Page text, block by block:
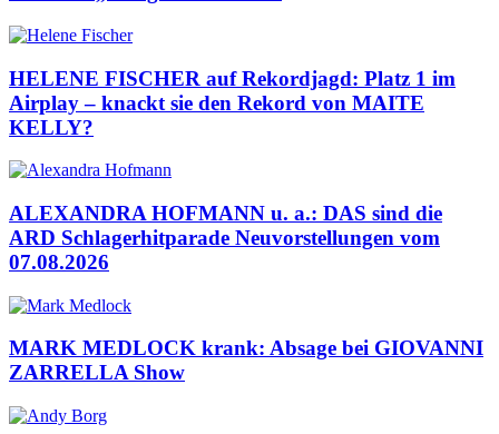
HELENE FISCHER auf Rekordjagd: Platz 1 im
Airplay – knackt sie den Rekord von MAITE
KELLY?
ALEXANDRA HOFMANN u. a.: DAS sind die
ARD Schlagerhitparade Neuvorstellungen vom
07.08.2026
MARK MEDLOCK krank: Absage bei GIOVANNI
ZARRELLA Show